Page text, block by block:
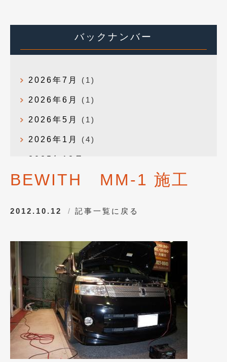
バックナンバー
2026年7月 (1)
2026年6月 (1)
2026年5月 (1)
2026年1月 (4)
2025年12月
2025年10月
2024年7月(1)
2024年6月(1)
2024年4月(1)
2024年1月(1)
2023年12月(2)
2023年11月(1)
BEWITH MM-1 施工
2012.10.12 記事一覧に戻る